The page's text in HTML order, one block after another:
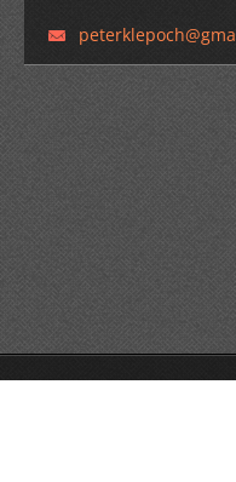
peterklepoch@gma